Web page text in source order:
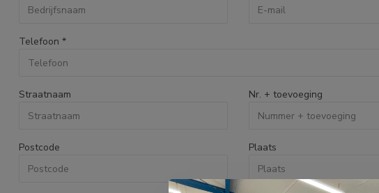
Telefoon *
Straatnaam Nr. + toevoeging
Postcode Plaats